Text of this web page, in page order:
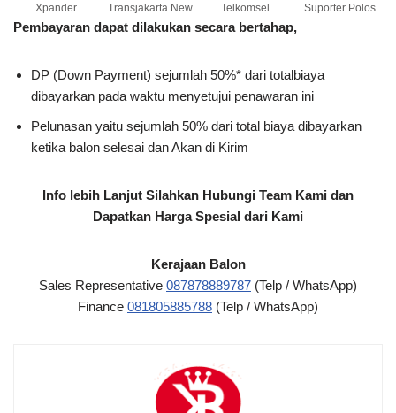
Xpander
Transjakarta New
Telkomsel
Suporter Polos
Pembayaran dapat dilakukan secara bertahap,
DP (Down Payment) sejumlah 50%* dari totalbiaya
dibayarkan pada waktu menyetujui penawaran ini
Pelunasan yaitu sejumlah 50% dari total biaya dibayarkan
ketika balon selesai dan Akan di Kirim
Info lebih Lanjut Silahkan Hubungi Team Kami dan
Dapatkan Harga Spesial dari Kami
Kerajaan Balon
Sales Representative 087878889787 (Telp / WhatsApp)
Finance 081805885788 (Telp / WhatsApp)